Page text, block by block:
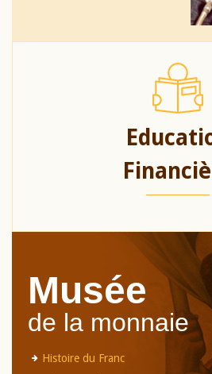
Musée
de la monnaie
Histoire du Franc